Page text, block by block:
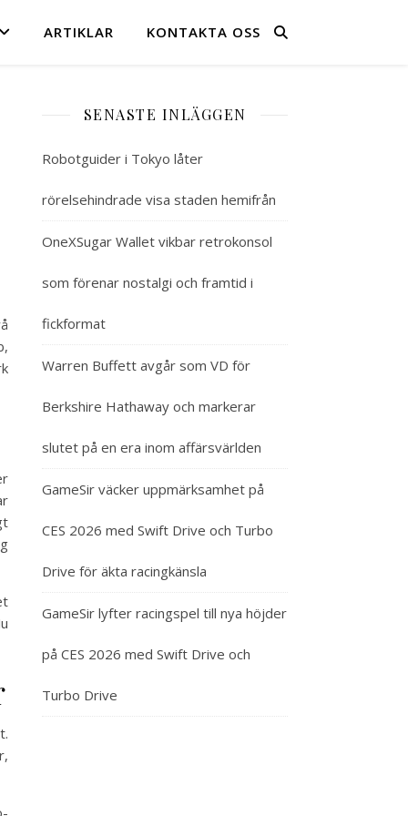
ARTIKLAR KONTAKTA OSS
SENASTE INLÄGGEN
Robotguider i Tokyo låter
rörelsehindrade visa staden hemifrån
OneXSugar Wallet vikbar retrokonsol
som förenar nostalgi och framtid i
fickformat
Warren Buffett avgår som VD för
Berkshire Hathaway och markerar
slutet på en era inom affärsvärlden
GameSir väcker uppmärksamhet på
CES 2026 med Swift Drive och Turbo
Drive för äkta racingkänsla
GameSir lyfter racingspel till nya höjder
på CES 2026 med Swift Drive och
Turbo Drive